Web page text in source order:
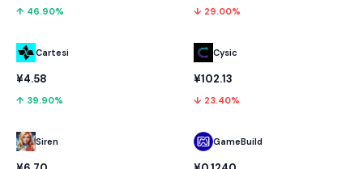
↑ 46.90%
Cartesi
¥4.58
↑ 39.90%
Siren
↓ 29.00%
Cysic
¥102.13
↓ 23.40%
GameBuild